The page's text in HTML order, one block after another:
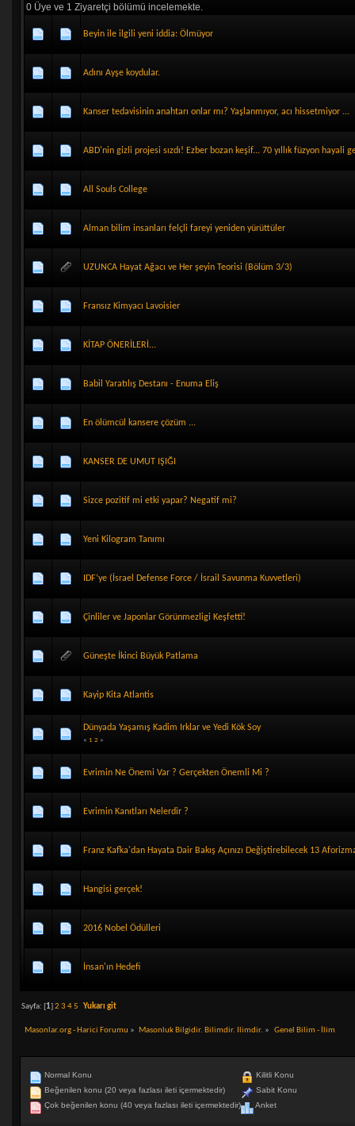
0 Üye ve 1 Ziyaretçi bölümü incelemekte.
Beyin ile ilgili yeni iddia: Ölmüyor
Adını Ayşe koydular.
Kanser tedavisinin anahtarı onlar mı? Yaşlanmıyor, acı hissetmiyor ...
ABD'nin gizli projesi sızdı! Ezber bozan keşif... 70 yıllık füzyon hayali
All Souls College
Alman bilim insanları felçli fareyi yeniden yürüttüler
UZUNCA Hayat Ağacı ve Her şeyin Teorisi (Bölüm 3/3)
Fransız Kimyacı Lavoisier
KİTAP ÖNERİLERİ...
Babil Yaratılış Destanı - Enuma Eliş
En ölümcül kansere çözüm ...
KANSER DE UMUT IŞIĞI
Sizce pozitif mi etki yapar? Negatif mi?
Yeni Kilogram Tanımı
IDF’ye (İsrael Defense Force / İsrail Savunma Kuvvetleri)
Çinliler ve Japonlar Görünmezligi Keşfetti!
Güneşte İkinci Büyük Patlama
Kayip Kita Atlantis
Dünyada Yaşamış Kadim Irklar ve Yedi Kök Soy
« 1 2 »
Evrimin Ne Önemi Var ? Gerçekten Önemli Mi ?
Evrimin Kanıtları Nelerdir ?
Franz Kafka'dan Hayata Dair Bakış Açınızı Değiştirebilecek 13
Hangisi gerçek!
2016 Nobel Ödülleri
İnsan'ın Hedefi
Sayfa: [1] 2 3 45 Yukarı git
Masonlar.org - Harici Forumu » Masonluk Bilgidir. Bilimdir. Ilimdir. » Genel Bilim - İlim
Normal Konu
Beğenilen konu (20 veya fazlası ileti içermektedir)
Çok beğenilen konu (40 veya fazlası ileti içermektedir)
Kilitli Konu
Sabit Konu
Anket